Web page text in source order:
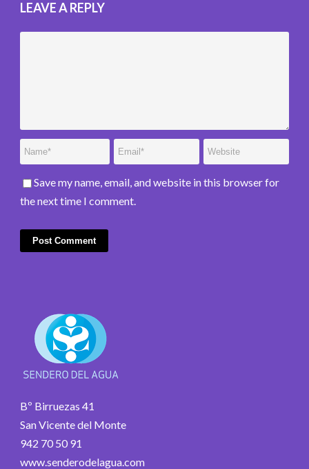
LEAVE A REPLY
Save my name, email, and website in this browser for
the next time I comment.
Bº Birruezas 41
San Vicente del Monte
942 70 50 91
www.senderodelagua.com